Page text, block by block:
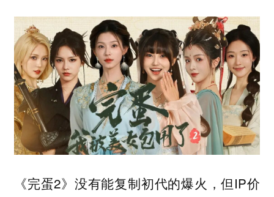
《完蛋2》没有能复制初代的爆火，但IP价